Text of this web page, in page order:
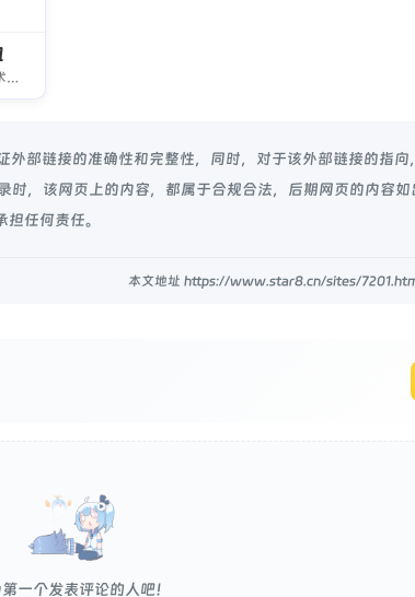
暗组追求的是在技术突破中的快感，他们在乎过程，而不是最终的结果。暗组欢迎任何有共同爱好的人加入我们的团体，在小组内共享，追求，相互交流。
外部链接的准确性和完整性，同时，对于该外部链接的指向
，该网页上的内容，都属于合规合法，后期网页的内容如
任何责任。
本文地址 https://www.star8.cn/sites/
一个发表评论的人吧！